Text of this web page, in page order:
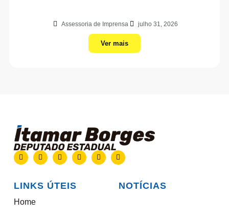
Assessoria de Imprensa julho 31, 2026
Ver mais
LINKS ÚTEIS
Home
NOTÍCIAS